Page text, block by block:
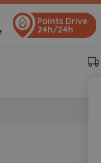
Points Drive
24h/24h